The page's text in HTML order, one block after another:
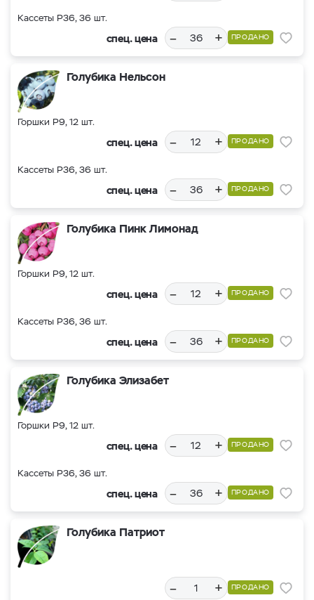
Кассеты Р36, 36 шт.
спец. цена – + ПРОДАНО
Голубика Нельсон
Горшки Р9, 12 шт.
спец. цена – + ПРОДАНО
Кассеты Р36, 36 шт.
спец. цена – + ПРОДАНО
Голубика Пинк Лимонад
Горшки Р9, 12 шт.
спец. цена – + ПРОДАНО
Кассеты Р36, 36 шт.
спец. цена – + ПРОДАНО
Голубика Элизабет
Горшки Р9, 12 шт.
спец. цена – + ПРОДАНО
Кассеты Р36, 36 шт.
спец. цена – + ПРОДАНО
Голубика Патриот
– + ПРОДАНО